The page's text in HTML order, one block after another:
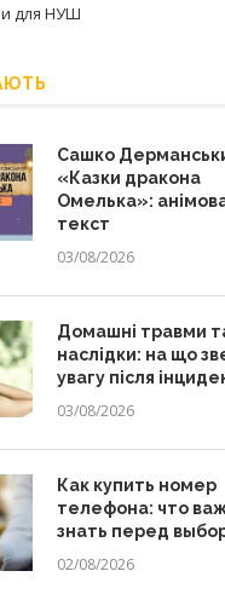
для НУШ
Сашко
«Казки дракона
Омелька»:
текст
03/08/2026
Домашні травми та
наслідки: на що
увагу після
03/08/2026
Как купить номер
телефона: что
знать перед
02/08/2026